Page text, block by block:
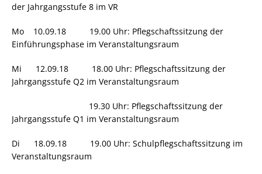
der Jahrgangsstufe 8 im VR
Mo 10.09.18 19.00 Uhr: Pflegschaftssitzung der
Einführungsphase im Veranstaltungsraum
Mi 12.09.18 18.00 Uhr: Pflegschaftssitzung der
Jahrgangsstufe Q2 im Veranstaltungsraum
19.30 Uhr: Pflegschaftssitzung der
Jahrgangsstufe Q1 im Veranstaltungsraum
Di 18.09.18 19.00 Uhr: Schulpflegschaftssitzung im
Veranstaltungsraum